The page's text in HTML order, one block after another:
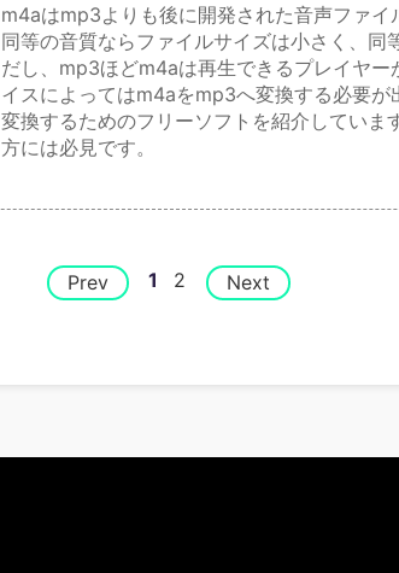
m4aはmp3よりも後に開発された音声ファ
同等の音質ならファイルサイズは小さく、
だし、mp3ほどm4aは再生できるプレイヤ
イスによってはm4aをmp3へ変換する必要
変換するためのフリーソフトを紹介していま
方には必見です。
Prev 1 2 Next